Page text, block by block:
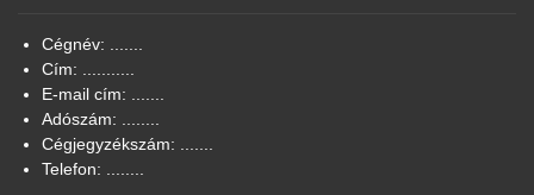
Cégnév: .......
Cím: ...........
E-mail cím: .......
Adószám: ........
Cégjegyzékszám: .......
Telefon: ........